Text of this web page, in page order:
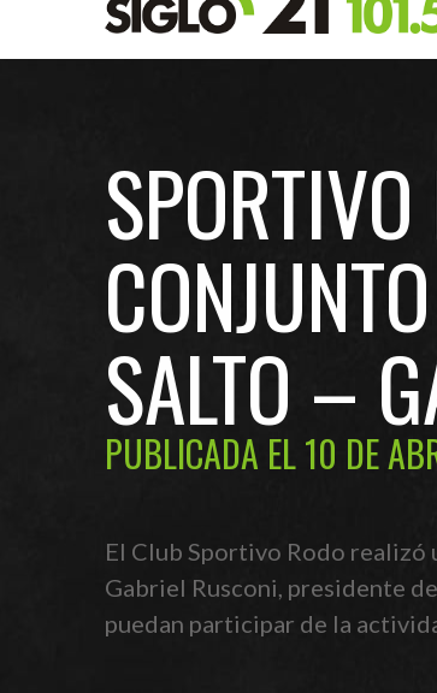
SALTO –
PUBLICADA EL 10 DE
El Club Sportivo Rodo realizó
Gabriel Rusconi, presidente
puedan participar de la